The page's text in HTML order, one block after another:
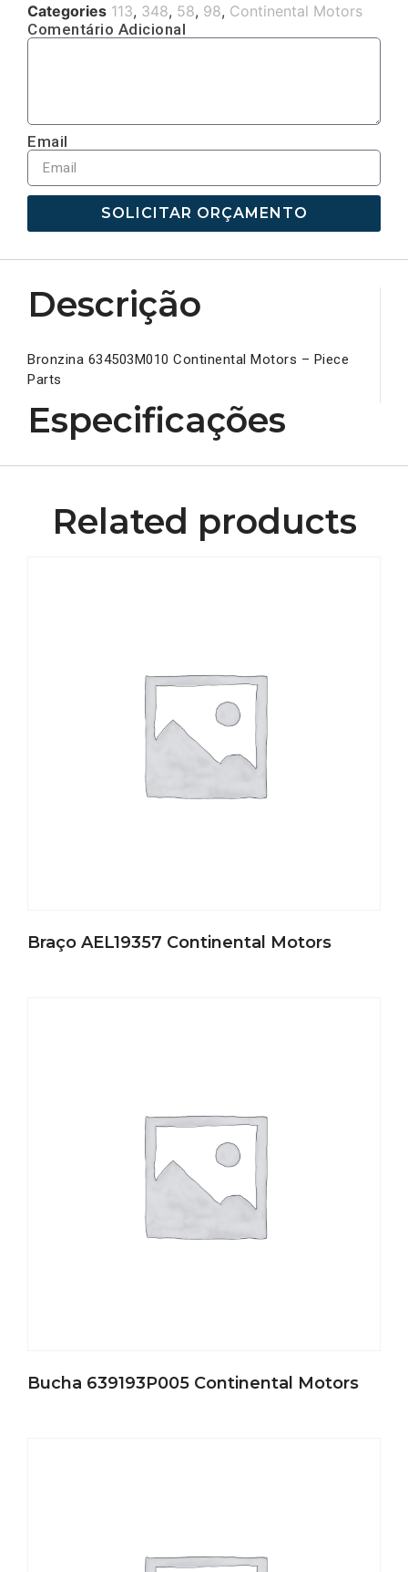
Categories 113, 348, 58, 98, Continental Motors
Comentário Adicional
Email
SOLICITAR ORÇAMENTO
Descrição
Bronzina 634503M010 Continental Motors – Piece
Parts
Especificações
Related products
Braço AEL19357 Continental Motors
Bucha 639193P005 Continental Motors